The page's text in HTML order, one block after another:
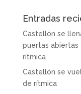
Entradas
Castellón se
puertas abiertas
rítmica
Castellón se
de rítmica